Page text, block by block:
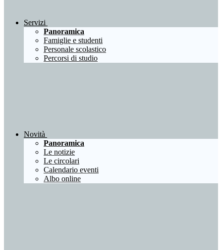
Servizi
Panoramica
Famiglie e studenti
Personale scolastico
Percorsi di studio
Novità
Panoramica
Le notizie
Le circolari
Calendario eventi
Albo online